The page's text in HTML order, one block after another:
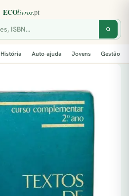
História Auto-ajuda Jovens Gestão